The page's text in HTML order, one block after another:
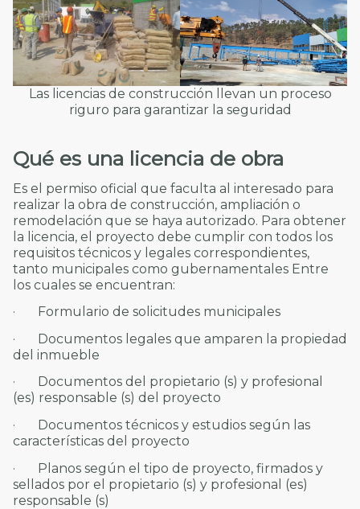
Las licencias de construcción llevan un proceso
riguro para garantizar la seguridad
Qué es una licencia de obra
Es el permiso oficial que faculta al interesado para
realizar la obra de construcción, ampliación o
remodelación que se haya autorizado. Para obtener
la licencia, el proyecto debe cumplir con todos los
requisitos técnicos y legales correspondientes,
tanto municipales como gubernamentales Entre
los cuales se encuentran:
· Formulario de solicitudes municipales
· Documentos legales que amparen la propiedad
del inmueble
· Documentos del propietario (s) y profesional
(es) responsable (s) del proyecto
· Documentos técnicos y estudios según las
características del proyecto
· Planos según el tipo de proyecto, firmados y
sellados por el propietario (s) y profesional (es)
responsable (s)